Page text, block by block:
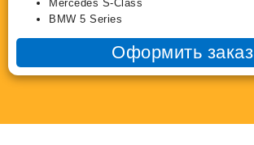
Mercedes S-Class
BMW 5 Series
Оформить заказ